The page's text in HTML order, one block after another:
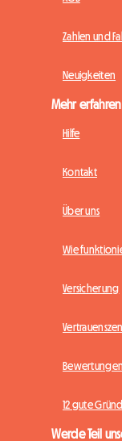
Zahlen und
Neuigkeiten
Mehr erfahren
Hilfe
Kontakt
Über uns
Wie
Versicherung
12 gute
Werde Teil